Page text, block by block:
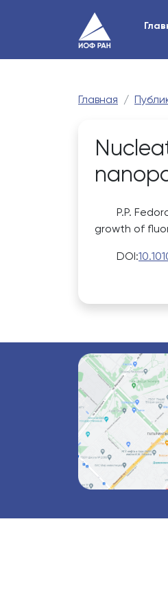
Главная
P.P.
growth of
DOI: